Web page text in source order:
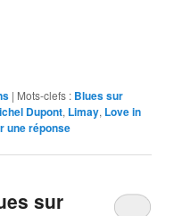
| Mots-clefs : Blues sur
Dupont, Limay, Love in
une réponse
sur